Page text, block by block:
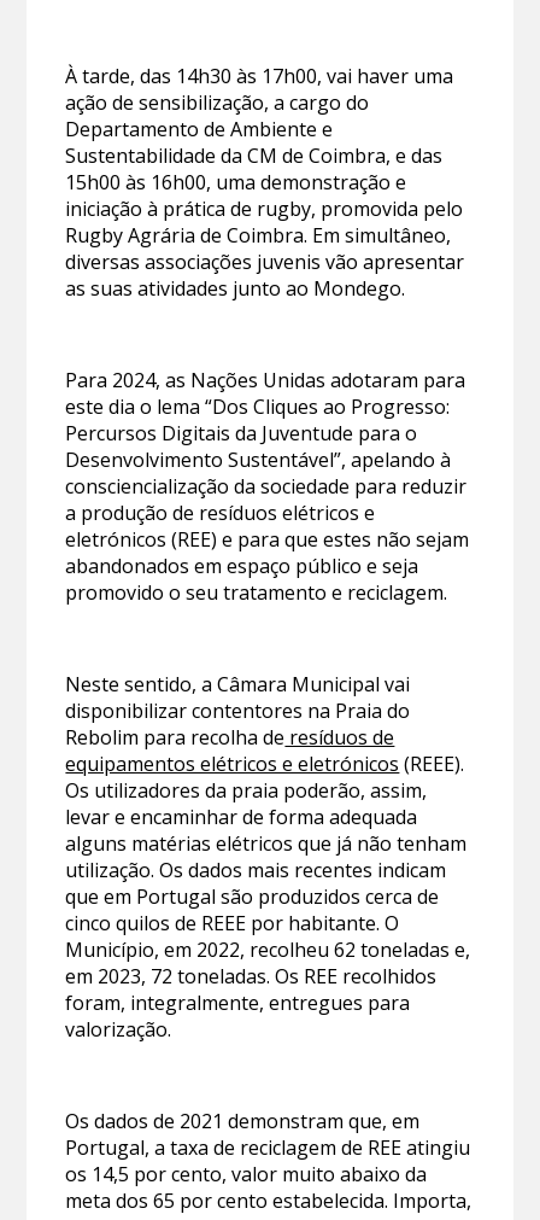
À tarde, das 14h30 às 17h00, vai haver uma
ação de sensibilização, a cargo do
Departamento de Ambiente e
Sustentabilidade da CM de Coimbra, e das
15h00 às 16h00, uma demonstração e
iniciação à prática de rugby, promovida pelo
Rugby Agrária de Coimbra. Em simultâneo,
diversas associações juvenis vão apresentar
as suas atividades junto ao Mondego.
Para 2024, as Nações Unidas adotaram para
este dia o lema “Dos Cliques ao Progresso:
Percursos Digitais da Juventude para o
Desenvolvimento Sustentável”, apelando à
consciencialização da sociedade para reduzir
a produção de resíduos elétricos e
eletrónicos (REE) e para que estes não sejam
abandonados em espaço público e seja
promovido o seu tratamento e reciclagem.
Neste sentido, a Câmara Municipal vai
disponibilizar contentores na Praia do
Rebolim para recolha de resíduos de
equipamentos elétricos e eletrónicos (REEE).
Os utilizadores da praia poderão, assim,
levar e encaminhar de forma adequada
alguns matérias elétricos que já não tenham
utilização. Os dados mais recentes indicam
que em Portugal são produzidos cerca de
cinco quilos de REEE por habitante. O
Município, em 2022, recolheu 62 toneladas e,
em 2023, 72 toneladas. Os REE recolhidos
foram, integralmente, entregues para
valorização.
Os dados de 2021 demonstram que, em
Portugal, a taxa de reciclagem de REE atingiu
os 14,5 por cento, valor muito abaixo da
meta dos 65 por cento estabelecida. Importa,